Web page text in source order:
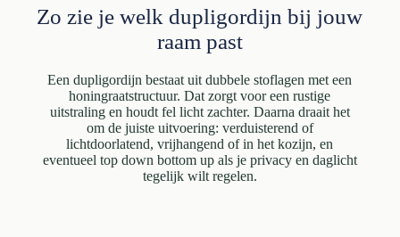
Zo zie je welk dupligordijn bij jouw
raam past
Een dupligordijn bestaat uit dubbele stoflagen met een
honingraatstructuur. Dat zorgt voor een rustige
uitstraling en houdt fel licht zachter. Daarna draait het
om de juiste uitvoering: verduisterend of
lichtdoorlatend, vrijhangend of in het kozijn, en
eventueel top down bottom up als je privacy en daglicht
tegelijk wilt regelen.